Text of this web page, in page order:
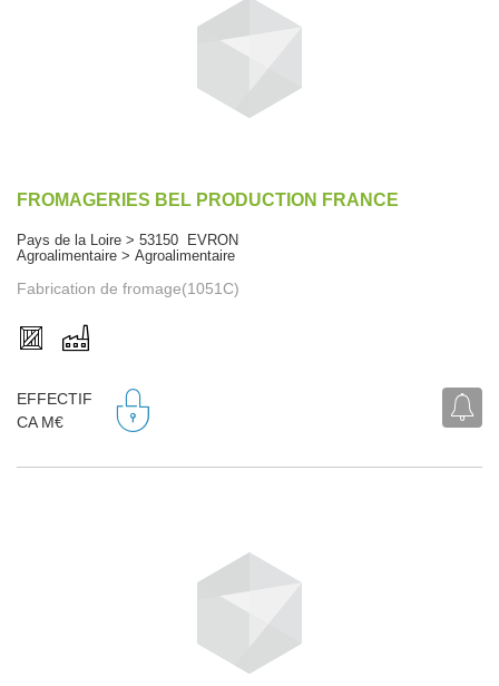
FROMAGERIES BEL PRODUCTION FRANCE
Pays de la Loire > 53150 EVRON
Agroalimentaire > Agroalimentaire
Fabrication de fromage(1051C)
EFFECTIF
CA M€